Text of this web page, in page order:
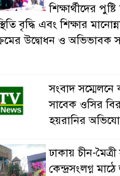
শিক্ষার্থীদের
বৃদ্ধি এবং শিক্ষার
উদ্বোধন ও অভিভাবক
সংবাদ সম্মেলনে
সাবেক ওসির
হয়রানির
ঢাকায় চীন-
কেন্দ্রসংলগ্ন